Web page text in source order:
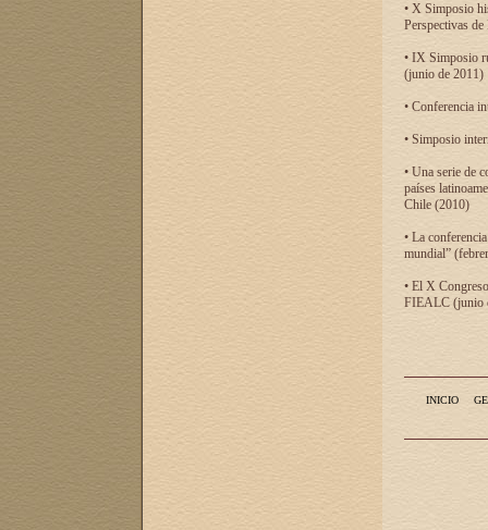
• X Simposio
Perspectivas
• IX Simposio
(junio de 2011)
• Conferencia
• Simposio
• Una serie de
países
Chile (2010)
• La
mundial”
• El X
FIEALC (junio
INICIO